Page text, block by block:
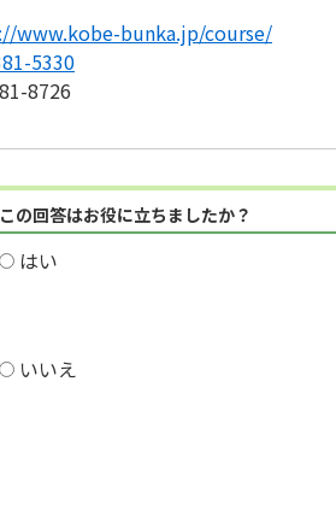
www.kobe-bunka.jp/course/
5330
8726
この回答はお役に立ちましたか？
はい
いいえ